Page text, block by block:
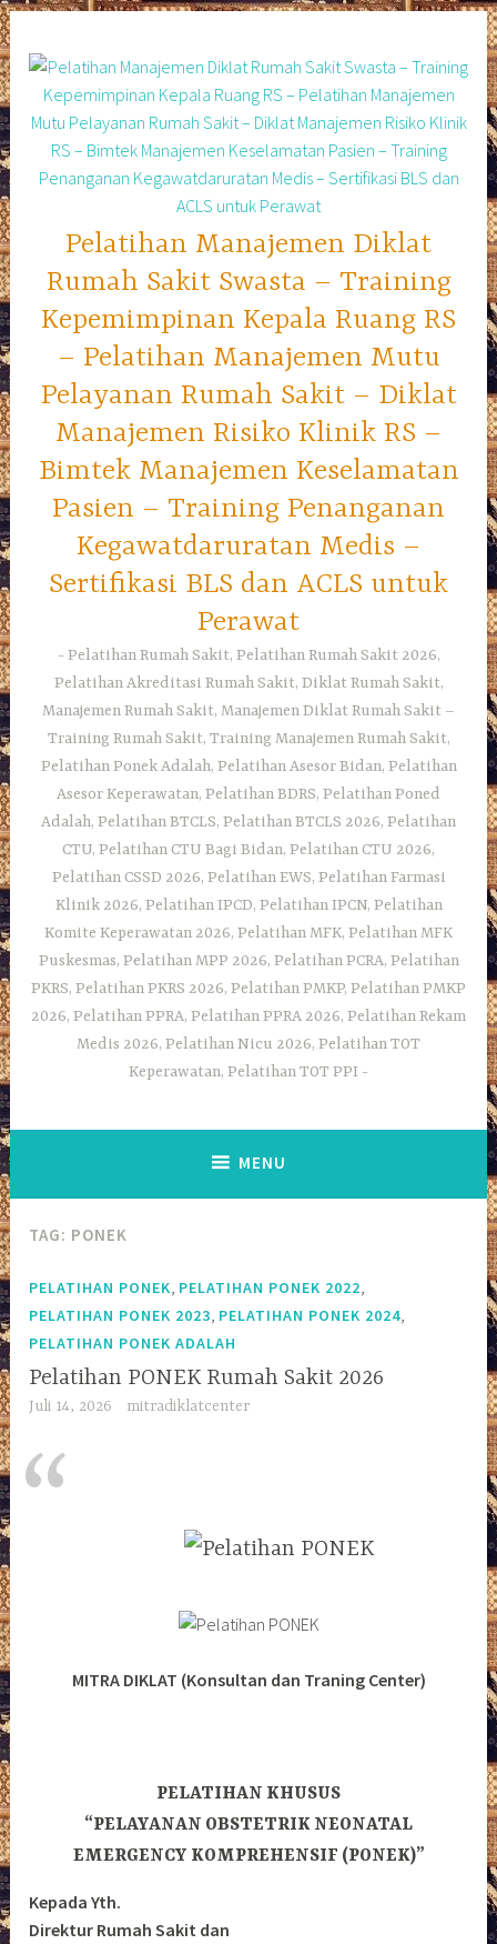
Skip
to
content
Pelatihan Manajemen Diklat
Rumah Sakit Swasta – Training
Kepemimpinan Kepala Ruang RS
– Pelatihan Manajemen Mutu
Pelayanan Rumah Sakit – Diklat
Manajemen Risiko Klinik RS –
Bimtek Manajemen Keselamatan
Pasien – Training Penanganan
Kegawatdaruratan Medis –
Sertifikasi BLS dan ACLS untuk
Perawat
Pelatihan Rumah Sakit, Pelatihan Rumah Sakit 2026,
Pelatihan Akreditasi Rumah Sakit, Diklat Rumah Sakit,
Manajemen Rumah Sakit, Manajemen Diklat Rumah Sakit –
Training Rumah Sakit, Training Manajemen Rumah Sakit,
Pelatihan Ponek Adalah, Pelatihan Asesor Bidan, Pelatihan
Asesor Keperawatan, Pelatihan BDRS, Pelatihan Poned
Adalah, Pelatihan BTCLS, Pelatihan BTCLS 2026, Pelatihan
CTU, Pelatihan CTU Bagi Bidan, Pelatihan CTU 2026,
Pelatihan CSSD 2026, Pelatihan EWS, Pelatihan Farmasi
Klinik 2026, Pelatihan IPCD, Pelatihan IPCN, Pelatihan
Komite Keperawatan 2026, Pelatihan MFK, Pelatihan MFK
Puskesmas, Pelatihan MPP 2026, Pelatihan PCRA, Pelatihan
PKRS, Pelatihan PKRS 2026, Pelatihan PMKP, Pelatihan PMKP
2026, Pelatihan PPRA, Pelatihan PPRA 2026, Pelatihan Rekam
Medis 2026, Pelatihan Nicu 2026, Pelatihan TOT
Keperawatan, Pelatihan TOT PPI
MENU
TAG: PONEK
PELATIHAN PONEK PELATIHAN PONEK 2022
PELATIHAN PONEK 2023 PELATIHAN PONEK 2024
PELATIHAN PONEK ADALAH
Pelatihan PONEK Rumah Sakit 2026
Juli 14, 2026 mitradiklatcenter
MITRA DIKLAT (Konsultan dan Traning Center)
PELATIHAN KHUSUS
“PELAYANAN OBSTETRIK NEONATAL
EMERGENCY KOMPREHENSIF (PONEK)”
Kepada Yth.
Direktur Rumah Sakit dan